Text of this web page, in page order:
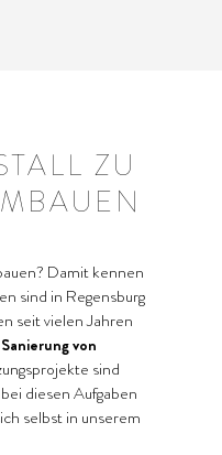
ZU
Damit kennen
sind in Regensburg
seit vielen Jahren
von
sind
diesen Aufgaben
selbst in unserem